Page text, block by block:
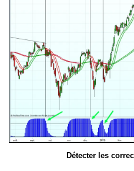
Détecter les